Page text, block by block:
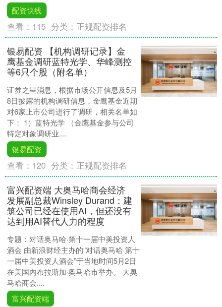
配资快线
查看： 115 分类： 正规配资排名
银易配资 【机构调研记录】金
鹰基金调研蓝特光学、华峰测控
等6只个股（附名单）
证券之星消息，根据市场公开信息及5月
8日披露的机构调研信息，金鹰基金近期
对6家上市公司进行了调研，相关名单如
下： 1）蓝特光学 （金鹰基金参与公司
特定对象调研业....
银易配资
查看： 120 分类： 正规配资排名
富兴配资端 大奥马哈商会经济
发展副总裁Winsley Durand：建
筑公司已经在使用AI，但还没有
达到用AI替代人力的程度
专题：对话奥马哈·第十一届中美投资人
酒会 由新浪财经主办的“对话奥马哈·第十
一届中美投资人酒会”于当地时间5月2日
在美国内布拉斯加·奥马哈市举办。 大奥
马哈商会....
富兴配资端